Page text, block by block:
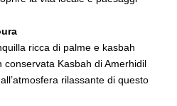
ricca di palme e kasbah
conservata Kasbah di Amerhidil
rilassante di questo